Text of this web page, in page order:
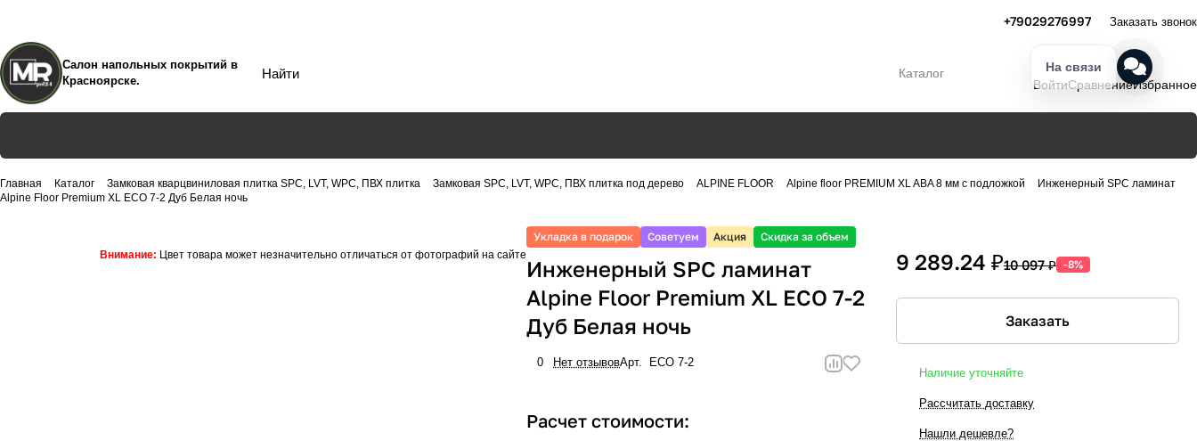
+79029276997 Заказать звонок
Салон напольных покрытий в
Красноярске.
Каталог
ВойтиСравнениеИзбранное
Главная Каталог Замковая кварцвиниловая плитка SPC, LVT, WPC, ПВХ плитка Замковая SPC, LVT, WPC, ПВХ плитка под дерево ALPINE FLOOR Alpine floor PREMIUM XL ABA 8 мм с подложкой
Инженерный SPC ламинат
Alpine Floor Premium XL ECO 7-2 Дуб Белая ночь
Внимание: Цвет товара может незначительно отличаться от фотографий на сайте
Укладка в подарок Советуем Акция Скидка за объем
Инженерный SPC ламинат
Alpine Floor Premium XL ECO 7-2
Дуб Белая ночь
0 Нет отзывовАрт. ECO 7-2
Расчет стоимости:
9 289.24 ₽10 097 ₽ -8%
Заказать
Наличие уточняйте
Рассчитать доставку
Нашли дешевле?
На связи